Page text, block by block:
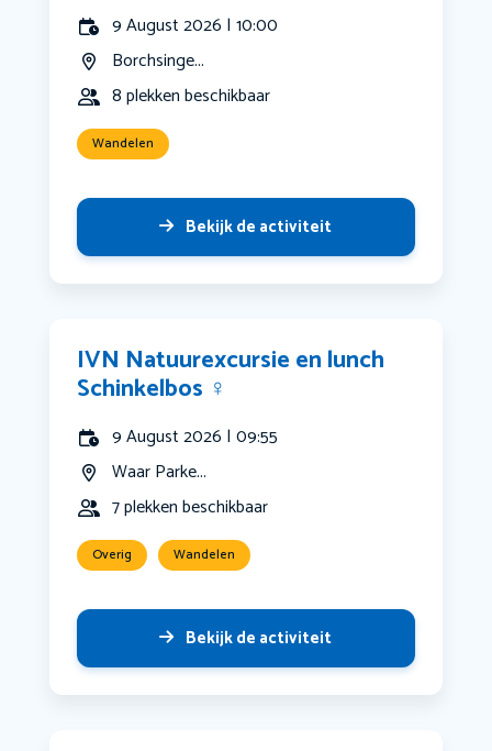
9 August 2026 | 10:00
Borchsinge...
8 plekken beschikbaar
Wandelen
Bekijk de activiteit
IVN Natuurexcursie en lunch
Schinkelbos ‍♀️
9 August 2026 | 09:55
Waar Parke...
7 plekken beschikbaar
Overig Wandelen
Bekijk de activiteit